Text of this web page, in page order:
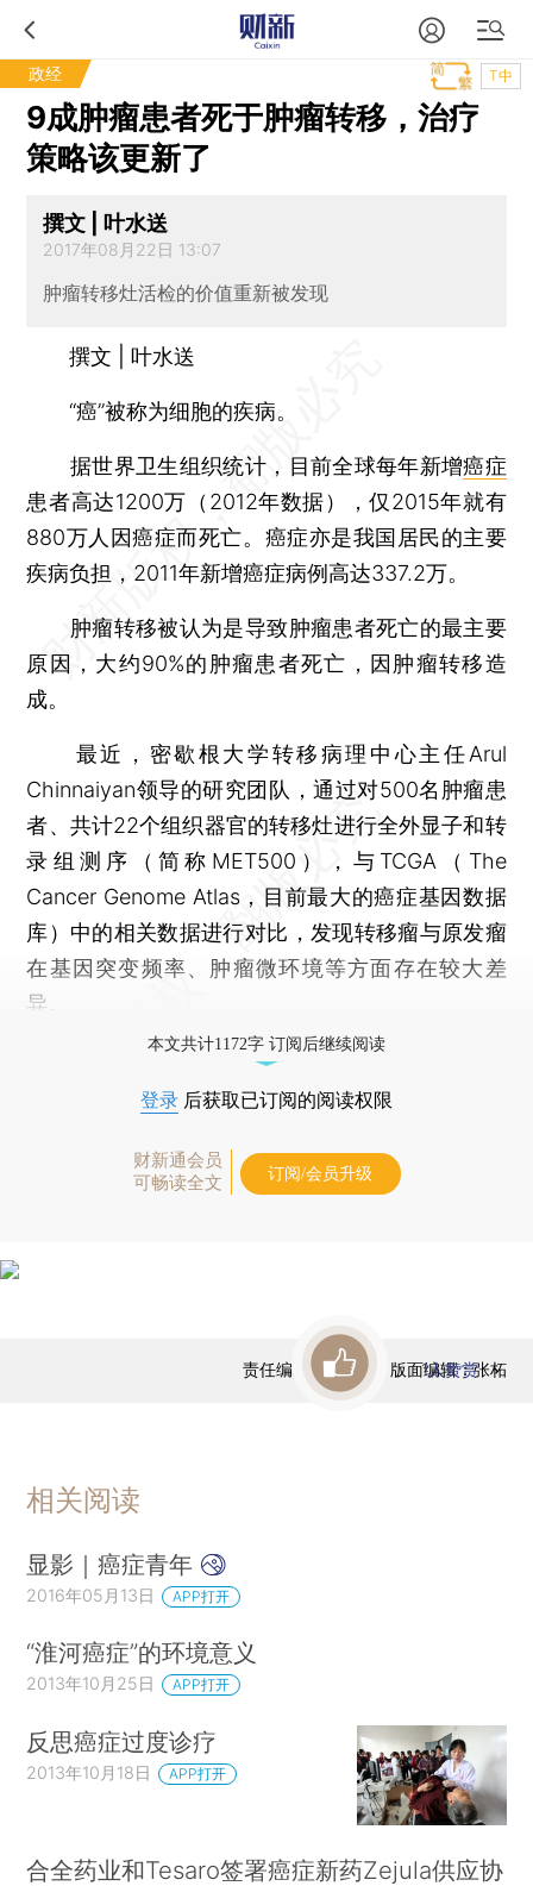
政经 T中
9成肿瘤患者死于肿瘤转移，治疗
策略该更新了
撰文 | 叶水送
2017年08月22日 13:07
肿瘤转移灶活检的价值重新被发现
撰文 | 叶水送
“癌”被称为细胞的疾病。
据世界卫生组织统计，目前全球每年新增癌症
患者高达1200万（2012年数据），仅2015年就有
880万人因癌症而死亡。癌症亦是我国居民的主要
疾病负担，2011年新增癌症病例高达337.2万。
肿瘤转移被认为是导致肿瘤患者死亡的最主要
原因，大约90%的肿瘤患者死亡，因肿瘤转移造
成。
最近，密歇根大学转移病理中心主任Arul
Chinnaiyan领导的研究团队，通过对500名肿瘤患
者、共计22个组织器官的转移灶进行全外显子和转
录组测序（简称MET500），与TCGA（The
Cancer Genome Atlas，目前最大的癌症基因数据
库）中的相关数据进行对比，发现转移瘤与原发瘤
在基因突变频率、肿瘤微环境等方面存在较大差
异。
本文共计1172字 订阅后继续阅读
登录 后获取已订阅的阅读权限
财新通会员
可畅读全文
订阅/会员升级
责任编辑：于达维 | 版面编辑：张柘
1人赞赏
相关阅读
显影｜癌症青年
2016年05月13日 APP打开
“淮河癌症”的环境意义
2013年10月25日 APP打开
反思癌症过度诊疗
2013年10月18日 APP打开
合全药业和Tesaro签署癌症新药Zejula供应协